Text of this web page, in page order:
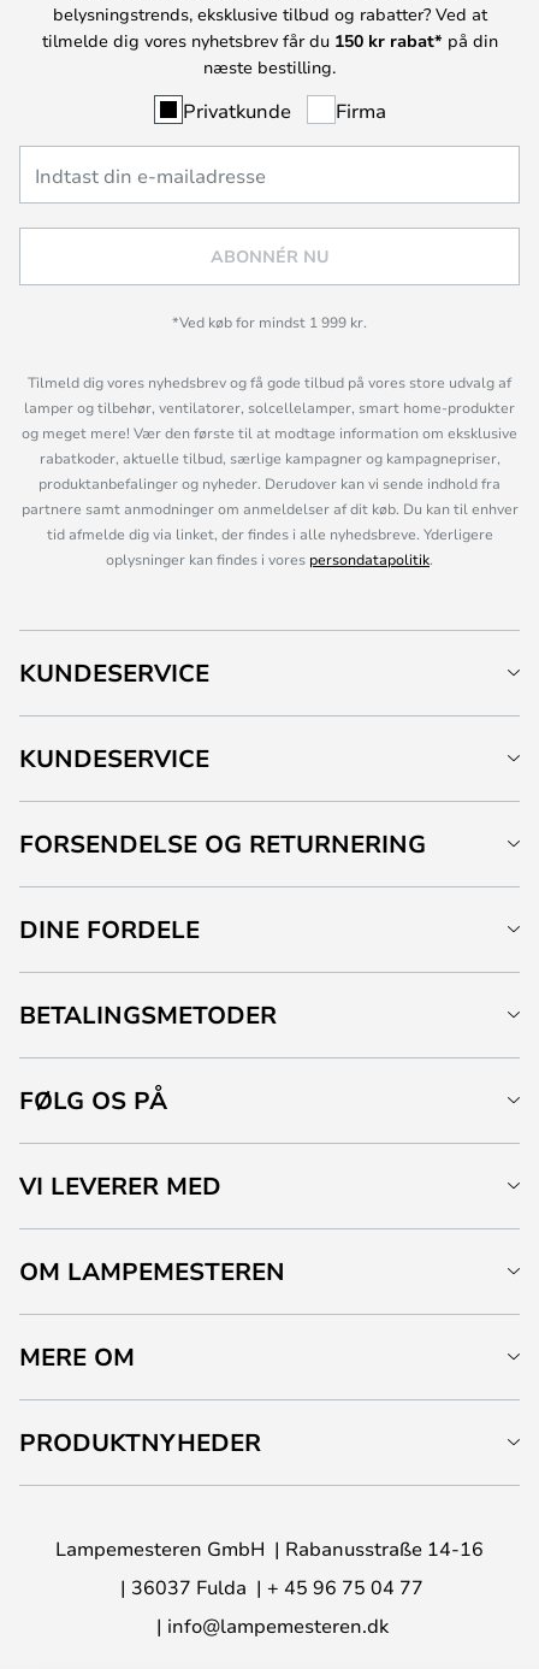
belysningstrends, eksklusive tilbud og rabatter? Ved at
tilmelde dig vores nyhetsbrev får du 150 kr rabat* på din
næste bestilling.
Privatkunde Firma
ABONNÉR NU
*Ved køb for mindst 1 999 kr.
Tilmeld dig vores nyhedsbrev og få gode tilbud på vores store udvalg af
lamper og tilbehør, ventilatorer, solcellelamper, smart home-produkter
og meget mere! Vær den første til at modtage information om eksklusive
rabatkoder, aktuelle tilbud, særlige kampagner og kampagnepriser,
produktanbefalinger og nyheder. Derudover kan vi sende indhold fra
partnere samt anmodninger om anmeldelser af dit køb. Du kan til enhver
tid afmelde dig via linket, der findes i alle nyhedsbreve. Yderligere
oplysninger kan findes i vores persondatapolitik.
KUNDESERVICE
KUNDESERVICE
FORSENDELSE OG RETURNERING
DINE FORDELE
BETALINGSMETODER
FØLG OS PÅ
VI LEVERER MED
OM LAMPEMESTEREN
MERE OM
PRODUKTNYHEDER
Lampemesteren GmbH
Rabanusstraße 14-16
36037 Fulda
+ 45 96 75 04 77
info@lampemesteren.dk